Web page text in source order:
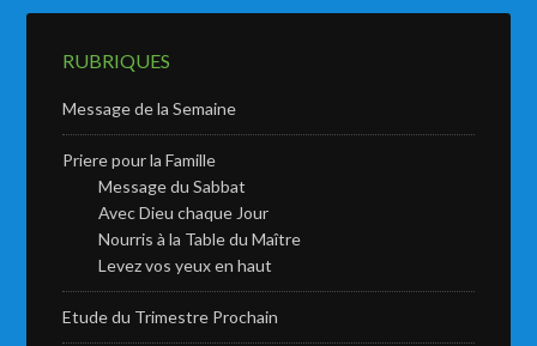
RUBRIQUES
Message de la Semaine
Priere pour la Famille
Message du Sabbat
Avec Dieu chaque Jour
Nourris à la Table du Maître
Levez vos yeux en haut
Etude du Trimestre Prochain